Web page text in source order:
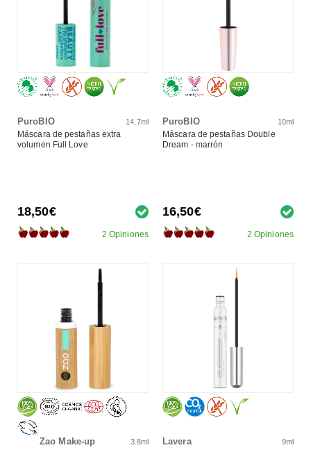
PuroBIO 14.7ml
Máscara de pestañas extra
volumen Full Love
18,50€
2 Opiniones
PuroBIO 10ml
Máscara de pestañas Double
Dream - marrón
16,50€
2 Opiniones
Zao Make-up 3.8ml Lavera 9ml